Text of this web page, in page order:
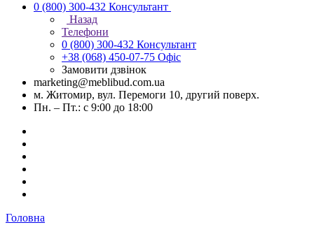
0 (800) 300-432 Консультант
Назад
Телефони
0 (800) 300-432 Консультант
+38 (068) 450-07-75 Офіс
Замовити дзвінок
marketing@meblibud.com.ua
м. Житомир, вул. Перемоги 10, другий поверх.
Пн. – Пт.: с 9:00 до 18:00
Головна